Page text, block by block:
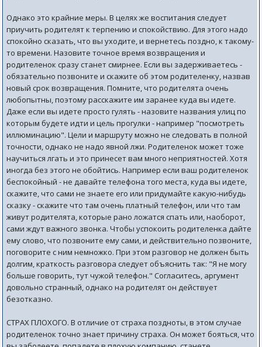
Однако это крайние меры. В целях же воспитания следует
приучить родителят к терпению и спокойствию. Для этого надо
спокойно сказать, что вы уходите, и вернетесь поздно, к такому-
то времени. Назовите точное время возвращения и
родителенок сразу станет смирнее. Если вы задерживаетесь -
обязательно позвоните и скажите об этом родителенку, назвав
новый срок возвращения. Помните, что родителята очень
любопытны, поэтому расскажите им заранее куда вы идете.
Даже если вы идете просто гулять - назовите названия улиц по
которым будете идти и цель прогулки - например "посмотреть
иллюминацию". Цели и маршруту можно не следовать в полной
точности, однако не надо явной лжи. Родителенок может тоже
научиться лгать и это принесет вам много неприятностей. Хотя
иногда без этого не обойтись. Например если ваш родителенок
беспокойный - не давайте телефона того места, куда вы идете,
скажите, что сами не знаете его или придумайте какую-нибудь
сказку - скажите что там очень платный телефон, или что там
живут родителята, которые рано ложатся спать или, наоборот,
сами ждут важного звонка. Чтобы успокоить родителенка дайте
ему слово, что позвоните ему сами, и действительно позвоните,
поговорите с ним немножко. При этом разговор не должен быть
долгим, краткость разговора следует объяснить так: "Я не могу
больше говорить, тут чужой телефон." Согласитесь, аргумент
довольно странный, однако на родителят он действует
безотказно.
СТРАХ ПЛОХОГО. В отличие от страха поздноты, в этом случае
родителенок точно знает причину страха. Он может бояться, что